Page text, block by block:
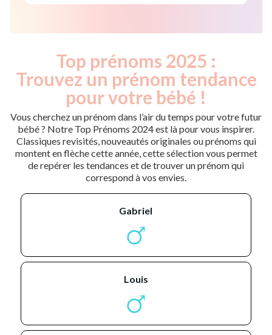
Top prénoms 2025 :
Trouvez un prénom tendance
pour votre bébé !
Vous cherchez un prénom dans l’air du temps pour votre futur
bébé ? Notre Top Prénoms 2024 est là pour vous inspirer.
Classiques revisités, nouveautés originales ou prénoms qui
montent en flèche cette année, cette sélection vous permet
de repérer les tendances et de trouver un prénom qui
correspond à vos envies.
gabriel
louis